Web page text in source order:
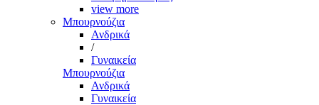
view more
Μπουρνούζια
Ανδρικά
/
Γυναικεία
Μπουρνούζια
Ανδρικά
Γυναικεία